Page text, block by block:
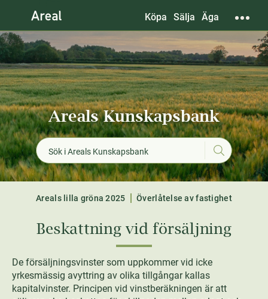
Köpa Sälja Äga
Areals Kunskapsbank
Areals lilla gröna 2025 Överlåtelse av fastighet
Beskattning vid försäljning
De försäljningsvinster som uppkommer vid icke
yrkesmässig avyttring av olika tillgångar kallas
kapitalvinster. Principen vid vinstberäkningen är att